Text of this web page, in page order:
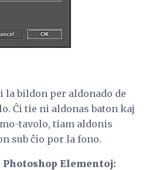
la bildon per aldonado de
Ĉi tie ni aldonas baton kaj
tavolo, tiam aldonis
sub ĉio por la fono.
Elementoj: